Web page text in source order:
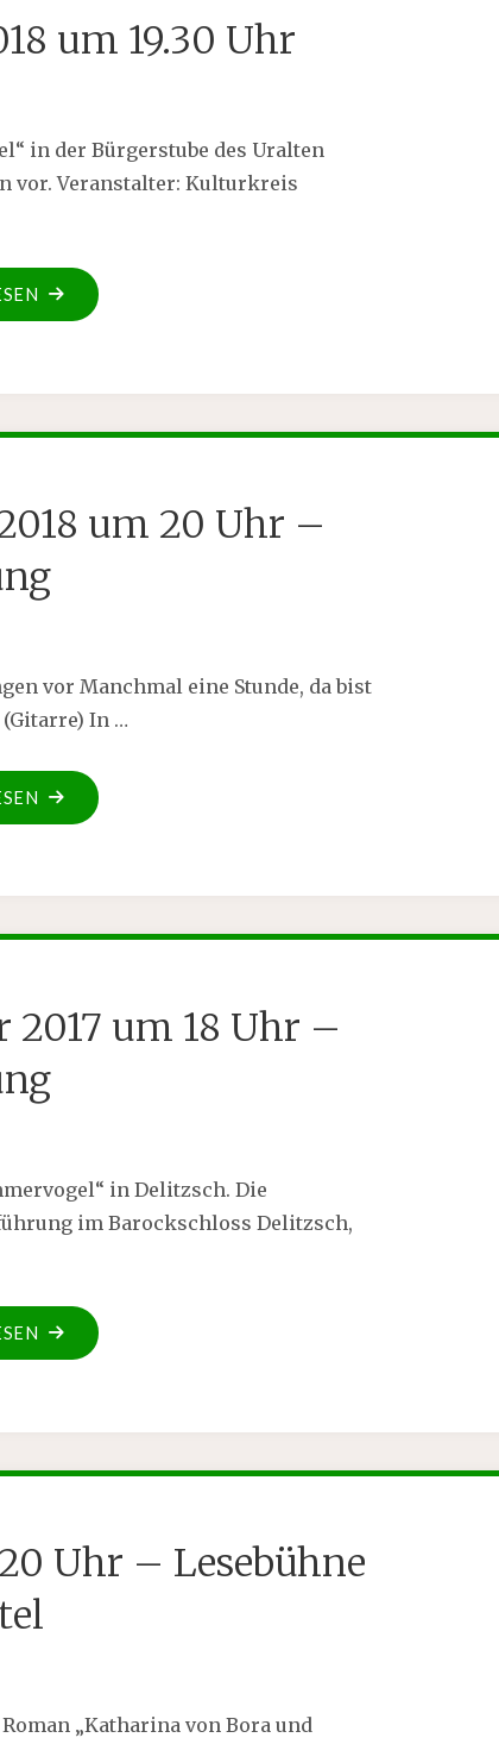
um 19.30 Uhr
in der Bürgerstube des Uralten
vor. Veranstalter: Kulturkreis
um 20 Uhr –
vor Manchmal eine Stunde, da bist
In …
2017 um 18 Uhr –
in Delitzsch. Die
im Barockschloss Delitzsch,
Uhr – Lesebühne
„Katharina von Bora und